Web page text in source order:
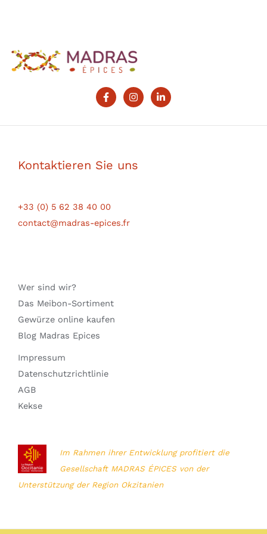
Kontaktieren Sie uns
+33 (0) 5 62 38 40 00
contact@madras-epices.fr
Wer sind wir?
Das Meibon-Sortiment
Gewürze online kaufen
Blog Madras Epices
Impressum
Datenschutzrichtlinie
AGB
Kekse
Im Rahmen ihrer Entwicklung profitiert die
Gesellschaft MADRAS ÉPICES von der
Unterstützung der Region Okzitanien